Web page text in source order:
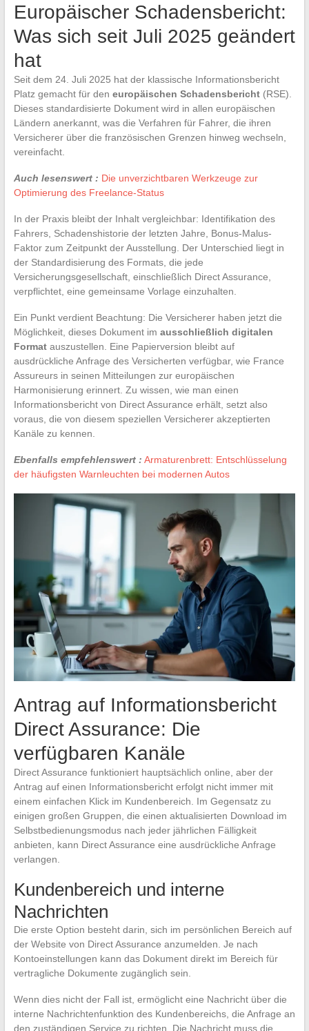
Europäischer Schadensbericht:
Was sich seit Juli 2025 geändert
hat
Seit dem 24. Juli 2025 hat der klassische Informationsbericht
Platz gemacht für den europäischen Schadensbericht(RSE).
Dieses standardisierte Dokument wird in allen europäischen
Ländern anerkannt, was die Verfahren für Fahrer, die ihren
Versicherer über die französischen Grenzen hinweg wechseln,
vereinfacht.
Auch lesenswert : Die unverzichtbaren Werkzeuge zur
Optimierung des Freelance-Status
In der Praxis bleibt der Inhalt vergleichbar: Identifikation des
Fahrers, Schadenshistorie der letzten Jahre, Bonus-Malus-
Faktor zum Zeitpunkt der Ausstellung. Der Unterschied liegt in
der Standardisierung des Formats, die jede
Versicherungsgesellschaft, einschließlich Direct Assurance,
verpflichtet, eine gemeinsame Vorlage einzuhalten.
Ein Punkt verdient Beachtung: Die Versicherer haben jetzt die
Möglichkeit, dieses Dokument im ausschließlich digitalen
Formatauszustellen. Eine Papierversion bleibt auf
ausdrückliche Anfrage des Versicherten verfügbar, wie France
Assureurs in seinen Mitteilungen zur europäischen
Harmonisierung erinnert. Zu wissen, wie man einen
Informationsbericht von Direct Assurance erhält, setzt also
voraus, die von diesem speziellen Versicherer akzeptierten
Kanäle zu kennen.
Ebenfalls empfehlenswert : Armaturenbrett: Entschlüsselung
der häufigsten Warnleuchten bei modernen Autos
Antrag auf Informationsbericht
Direct Assurance: Die
verfügbaren Kanäle
Direct Assurance funktioniert hauptsächlich online, aber der
Antrag auf einen Informationsbericht erfolgt nicht immer mit
einem einfachen Klick im Kundenbereich. Im Gegensatz zu
einigen großen Gruppen, die einen aktualisierten Download im
Selbstbedienungsmodus nach jeder jährlichen Fälligkeit
anbieten, kann Direct Assurance eine ausdrückliche Anfrage
verlangen.
Kundenbereich und interne
Nachrichten
Die erste Option besteht darin, sich im persönlichen Bereich auf
der Website von Direct Assurance anzumelden. Je nach
Kontoeinstellungen kann das Dokument direkt im Bereich für
vertragliche Dokumente zugänglich sein.
Wenn dies nicht der Fall ist, ermöglicht eine Nachricht über die
interne Nachrichtenfunktion des Kundenbereichs, die Anfrage an
den zuständigen Service zu richten. Die Nachricht muss die